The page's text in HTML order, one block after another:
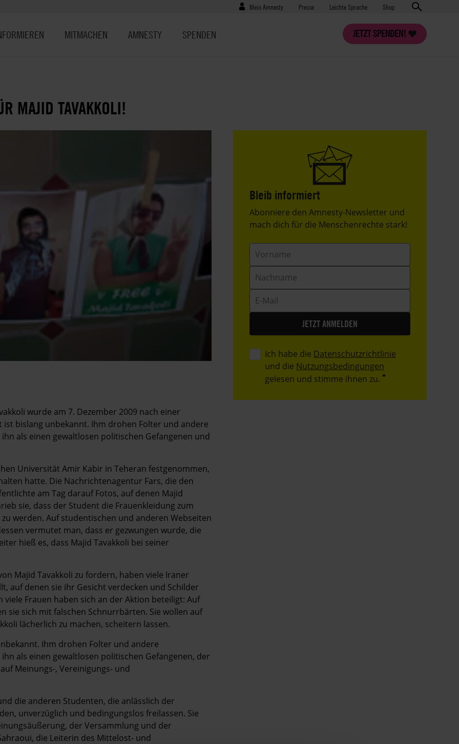
Benutzermenü
Mein Amnesty Presse
Presse Leichte Sprache Shop
JETZT SPENDEN!
MITMACHEN AMNESTY SPENDEN
MAJID TAVAKKOLI!
wurde am 7. Dezember 2009 nach einer
bislang unbekannt. Ihm drohen Folter und andere
als einen gewaltlosen politischen Gefangenen und
Universität Amir Kabir in Teheran festgenommen,
hatte. Die Nachrichtenagentur Fars, die den
am Tag darauf Fotos, auf denen Majid
sie, dass der Student die Frauenkleidung zum
werden. Auf studentischen und anderen Webseiten
vermutet man, dass er gezwungen wurde, die
hieß es, dass Majid Tavakkoli bei seiner
Majid Tavakkoli zu fordern, haben viele Iraner
auf denen sie ihr Gesicht verdecken und Schilder
Frauen haben sich an der Aktion beteiligt: Auf
sie sich mit falschen Schnurrbärten. Sie wollen auf
lächerlich zu machen, scheitern lassen.
Ihm drohen Folter und andere
als einen gewaltlosen politischen Gefangenen, der
Meinungs-, Vereinigungs- und
die anderen Studenten, die anlässlich der
unverzüglich und bedingungslos freilassen. Sie
der Versammlung und der
die Leiterin des Mittelost- und
Bleib informiert
Header
Text
Abonniere den Amnesty-Newsletter und
mach dich für die Menschenrechte stark!
Vorname
Nachname
E-
Mail
Ich habe die Datenschutzrichtlinie
und die Nutzungsbedingungen
gelesen und stimme ihnen zu.